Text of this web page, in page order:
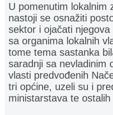
U pomenutim lokalnim
nastoji se osnažiti
sektor i ojačati
sa organima lokalnih
tome tema sastanka
saradnji sa nevladinim
vlasti predvođenih
tri općine, uzeli su i
ministarstava te